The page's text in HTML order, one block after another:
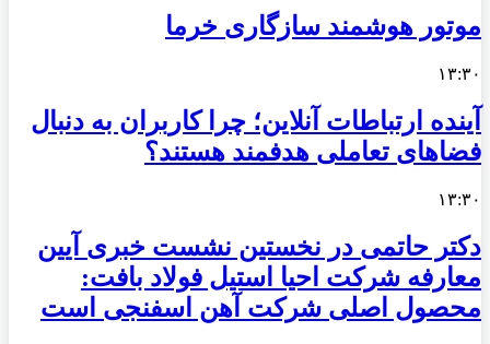
موتور هوشمند سازگاری خرما
۱۳:۳۰
آینده ارتباطات آنلاین؛ چرا کاربران به دنبال
فضاهای تعاملی هدفمند هستند؟
۱۳:۳۰
دکتر حاتمی در نخستین نشست خبری آیین
معارفه شرکت احیا استیل فولاد بافت:
محصول اصلی شرکت آهن اسفنجی است